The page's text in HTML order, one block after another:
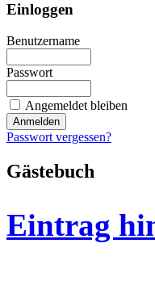
Einloggen
Benutzername
Passwort
Angemeldet bleiben
Passwort vergessen?
Gästebuch
Eintrag